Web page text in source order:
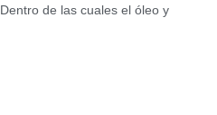
de las cuales el óleo y